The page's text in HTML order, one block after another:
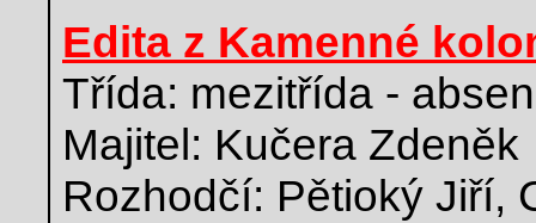
Edita z Kamenné
Třída: mezitřída -
Majitel: Kučera Zdeněk
Rozhodčí: Pětioký Jiří,